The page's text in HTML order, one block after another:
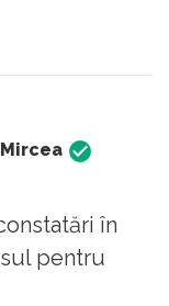
care nu
nu
în
pentru